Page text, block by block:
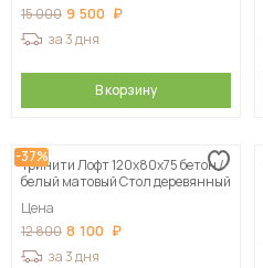
15 000 9 500
за 3 дня
В корзину
-37%
Тринити Лофт 120х80х75 бетон /
белый матовый Стол деревянный
Цена
12 800 8 100
за 3 дня